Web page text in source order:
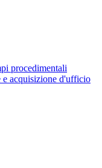
procedimentali
acquisizione d'ufficio